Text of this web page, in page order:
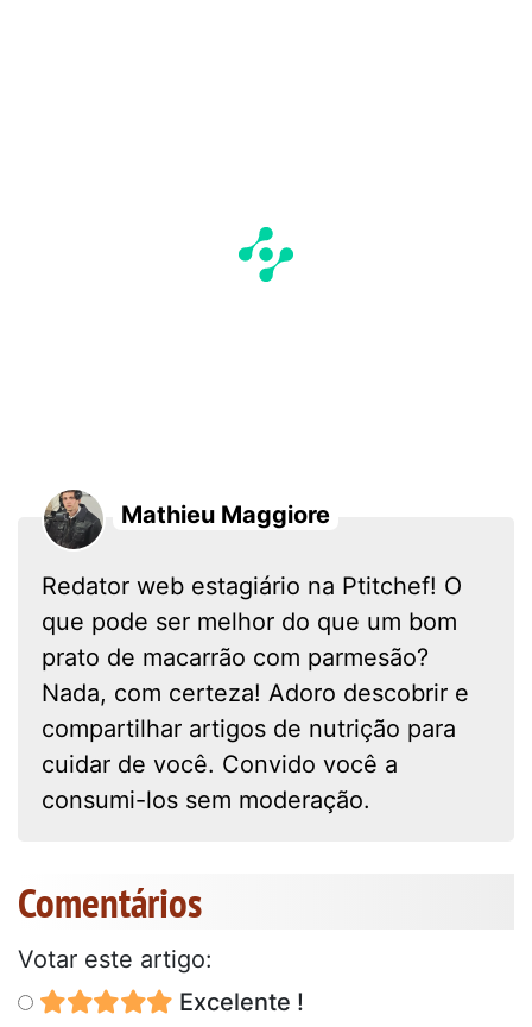
Mathieu Maggiore
Redator web estagiário na Ptitchef! O
que pode ser melhor do que um bom
prato de macarrão com parmesão?
Nada, com certeza! Adoro descobrir e
compartilhar artigos de nutrição para
cuidar de você. Convido você a
consumi-los sem moderação.
Comentários
Votar este artigo:
Excelente !